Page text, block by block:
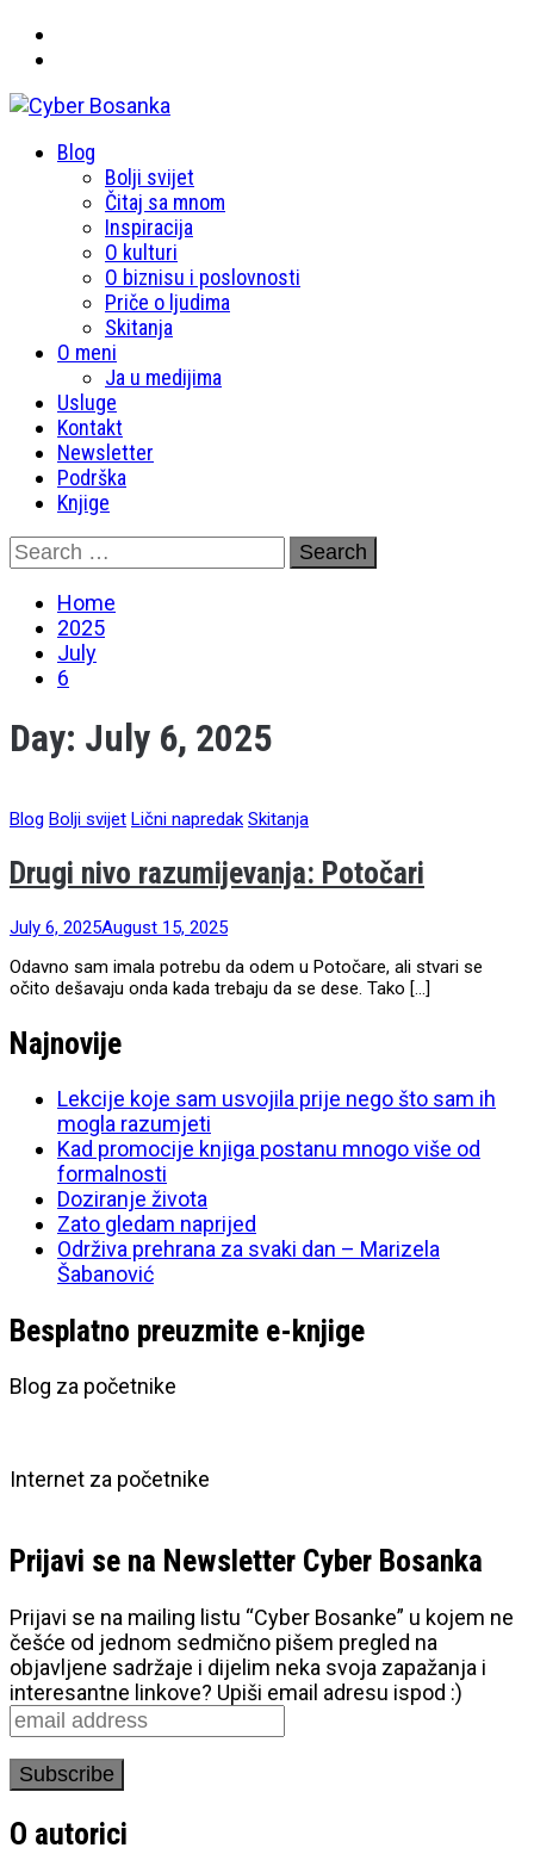
Cyber Bosanka
Primary
Blog
Bolji svijet
Čitaj sa mnom
Inspiracija
O kulturi
O biznisu i poslovnosti
Priče o ljudima
Skitanja
O meni
Ja u medijima
Usluge
Kontakt
Newsletter
Podrška
Knjige
Skip
to
content
Search
for:
Home
2025
July
6
Day: July 6, 2025
Blog Bolji svijet Lični napredak Skitanja
Drugi nivo razumijevanja: Potočari
July 6, 2025August 15, 2025
Odavno sam imala potrebu da odem u Potočare, ali stvari se
očito dešavaju onda kada trebaju da se dese. Tako […]
Najnovije
Lekcije koje sam usvojila prije nego što sam ih
mogla razumjeti
Kad promocije knjiga postanu mnogo više od
formalnosti
Doziranje života
Zato gledam naprijed
Održiva prehrana za svaki dan – Marizela
Šabanović
Besplatno preuzmite e-knjige
Blog za početnike
Internet za početnike
Prijavi se na Newsletter Cyber Bosanka
Prijavi se na mailing listu “Cyber Bosanke” u kojem ne
češće od jednom sedmično pišem pregled na
objavljene sadržaje i dijelim neka svoja zapažanja i
interesantne linkove? Upiši email adresu ispod :)
O autorici